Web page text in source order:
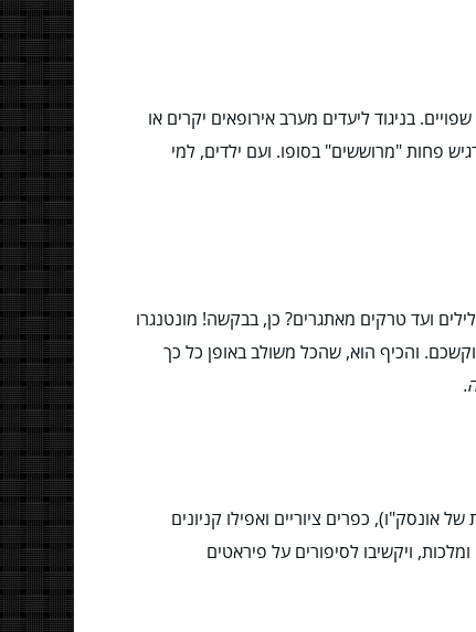
בניגוד ליעדים מערב אירופאים יקרים או
פחות "מרוששים" בסופו. ועם ילדים, למי
ועד טרקים מאתגרים? כן, בבקשה! מונטנגרו
והכיף הוא, שהכל משולב באופן כל כך
אונסק"ו), כפרים ציוריים ואפילו קניונים
ויקשיבו לסיפורים על פיראטים